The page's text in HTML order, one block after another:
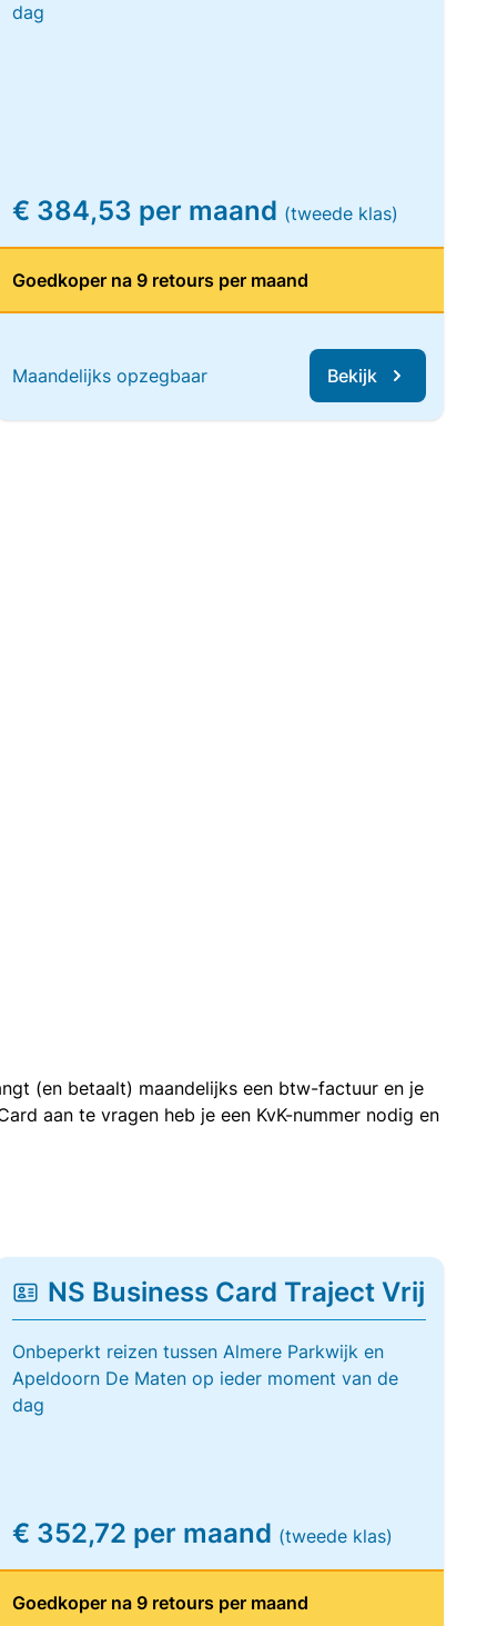
dag
€ 384,53 per maand (tweede klas)
Goedkoper na 9 retours per maand
Maandelijks opzegbaar Bekijk
(en betaalt) maandelijks een btw-factuur en je
aan te vragen heb je een KvK-nummer nodig en
NS Business Card Traject Vrij
Onbeperkt reizen tussen Almere Parkwijk en
Apeldoorn De Maten op ieder moment van de
dag
€ 352,72 per maand (tweede klas)
Goedkoper na 9 retours per maand